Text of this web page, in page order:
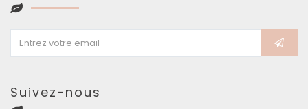
Suivez-nous